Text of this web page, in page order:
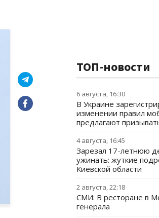
ТОП-новости
6 августа, 16:30
В Украине
изменении правил
предлагают
4 августа, 16:45
Зарезал 17-летнюю
ужинать: жуткие
Киевской области
2 августа, 22:18
СМИ: В ресторане в
генерала